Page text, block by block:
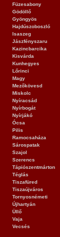
Füzesabony
Gödöllő
Gyöngyös
Hajdúszoboszló
Isaszeg
Jászfényszaru
Kazincbarcika
Kisvárda
Kunhegyes
Lőrinci
Magy
Mezőkövesd
Miskolc
Nyíracsád
Nyírbogát
Nyírjákó
Ócsa
Pilis
Ramocsaháza
Sárospatak
Szajol
Szerencs
Tápiószentmárton
Téglás
Tiszafüred
Tiszaújváros
Tornyosnémeti
Újhartyán
Üllő
Vaja
Vecsés